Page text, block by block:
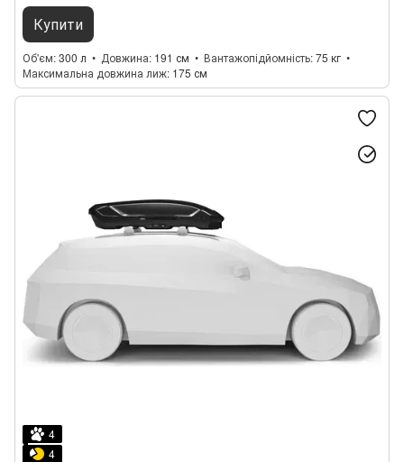
Купити
Об'єм 300 л Довжина 191 см Вантажопідйомність 75 кг
Максимальна довжина лиж 175 см
4
4